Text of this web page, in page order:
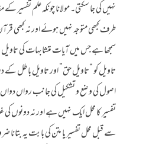
نہیں کی جا سکتی۔ مولانا چونکہ علم تفسیر کے
طرف کبھی متوجہ نہیں ہوئے اور نہ کبھی قرآن
سمجھا ہے جس میں آیات متشابہات کی
تاویل کو “تاویل حق” اور تاویل باطل
اصول کی وضع و تشکیل کی جانب رواں دواں
تفسیر کا محل ایک نہیں ہے اور نہ
سے قبل محل تفسیر یا متن کی بابت یہ